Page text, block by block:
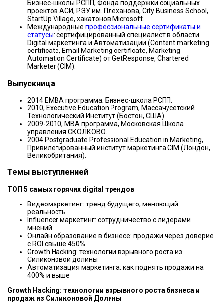
Бизнес-школы РСПП, Фонда поддержки социальных
проектов АСИ, РЭУ им. Плеханова, City Business School,
StartUp Village, хакатонов Microsoft.
Международные профессиональные сертификаты и
статусы: сертифицированный специалист в области
Digital маркетинга и Автоматизации (Content marketing
certificate, Email Marketing certificate, Marketing
Automation Certificate) от GetResponse, Chartered
Marketer (CIM).
Выпускница
2014 EMBA программа, Бизнес-школа РСПП.
2010, Executive Education Program, Массачусетский
Технологический Институт (Бостон, США).
2009-2010, MBA программа, Московская Школа
управления СКОЛКОВО.
2004 Postgraduate Professional Education in Marketing,
Привилегированный институт маркетинга CIM (Лондон,
Великобритания).
Темы выступленией
ТОП 5 самых горячих digital трендов
Видеомаркетинг: тренд будущего, меняющий
реальность
Influencer маркетинг: сотрудничество с лидерами
мнений
Онлайн образование в бизнесе: продажи через доверие
с ROI свыше 450%
Growth Hacking: технологии взрывного роста из
Силиконовой долины
Автоматизация маркетинга: как поднять продажи на
400% и выше
Growth Hacking: технологии взрывного роста бизнеса и
продаж из Силиконовой Долины